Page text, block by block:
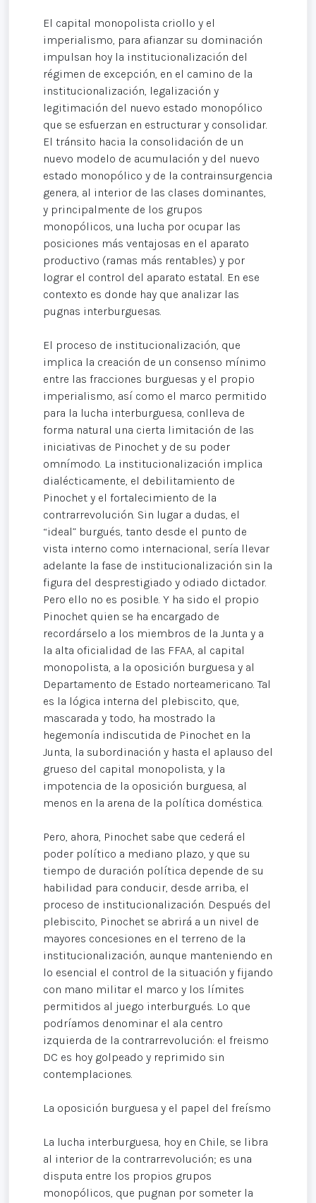
El capital monopolista criollo y el
imperialismo, para afianzar su dominación
impulsan hoy la institucionalización del
régimen de excepción, en el camino de la
institucionalización, legalización y
legitimación del nuevo estado monopólico
que se esfuerzan en estructurar y consolidar.
El tránsito hacia la consolidación de un
nuevo modelo de acumulación y del nuevo
estado monopólico y de la contrainsurgencia
genera, al interior de las clases dominantes,
y principalmente de los grupos
monopólicos, una lucha por ocupar las
posiciones más ventajosas en el aparato
productivo (ramas más rentables) y por
lograr el control del aparato estatal. En ese
contexto es donde hay que analizar las
pugnas interburguesas.
El proceso de institucionalización, que
implica la creación de un consenso mínimo
entre las fracciones burguesas y el propio
imperialismo, así como el marco permitido
para la lucha interburguesa, conlleva de
forma natural una cierta limitación de las
iniciativas de Pinochet y de su poder
omnímodo. La institucionalización implica
dialécticamente, el debilitamiento de
Pinochet y el fortalecimiento de la
contrarrevolución. Sin lugar a dudas, el
“ideal” burgués, tanto desde el punto de
vista interno como internacional, sería llevar
adelante la fase de institucionalización sin la
figura del desprestigiado y odiado dictador.
Pero ello no es posible. Y ha sido el propio
Pinochet quien se ha encargado de
recordárselo a los miembros de la Junta y a
la alta oficialidad de las FFAA, al capital
monopolista, a la oposición burguesa y al
Departamento de Estado norteamericano. Tal
es la lógica interna del plebiscito, que,
mascarada y todo, ha mostrado la
hegemonía indiscutida de Pinochet en la
Junta, la subordinación y hasta el aplauso del
grueso del capital monopolista, y la
impotencia de la oposición burguesa, al
menos en la arena de la política doméstica.
Pero, ahora, Pinochet sabe que cederá el
poder político a mediano plazo, y que su
tiempo de duración política depende de su
habilidad para conducir, desde arriba, el
proceso de institucionalización. Después del
plebiscito, Pinochet se abrirá a un nivel de
mayores concesiones en el terreno de la
institucionalización, aunque manteniendo en
lo esencial el control de la situación y fijando
con mano militar el marco y los límites
permitidos al juego interburgués. Lo que
podríamos denominar el ala centro
izquierda de la contrarrevolución: el freismo
DC es hoy golpeado y reprimido sin
contemplaciones.
La oposición burguesa y el papel del freísmo
La lucha interburguesa, hoy en Chile, se libra
al interior de la contrarrevolución; es una
disputa entre los propios grupos
monopólicos, que pugnan por someter la